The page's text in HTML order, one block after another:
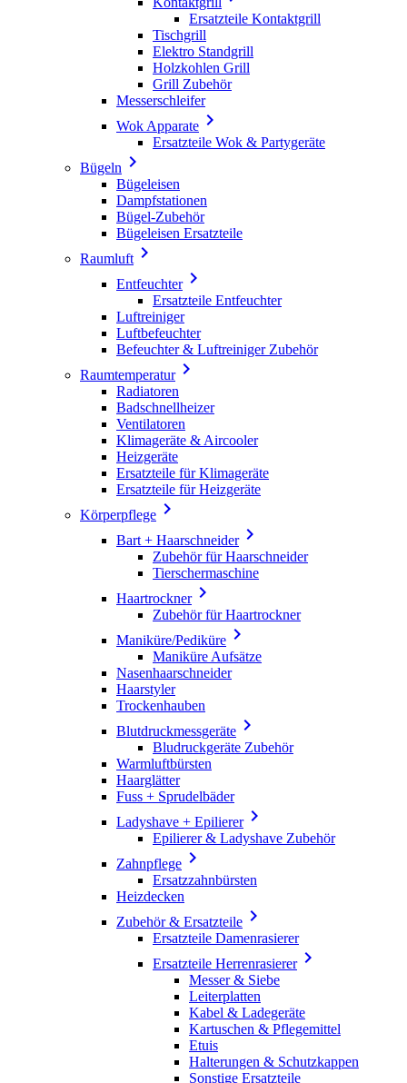
Ersatzteile Kontaktgrill
Tischgrill
Elektro Standgrill
Holzkohlen Grill
Grill Zubehör
Messerschleifer
Wok Apparate 
Ersatzteile Wok & Partygeräte
Bügeln 
Bügeleisen
Dampfstationen
Bügel-Zubehör
Bügeleisen Ersatzteile
Raumluft 
Entfeuchter
Ersatzteile Entfeuchter
Luftreiniger
Luftbefeuchter
Befeuchter & Luftreiniger Zubehör
Raumtemperatur
Radiatoren
Badschnellheizer
Ventilatoren
Klimageräte & Aircooler
Heizgeräte
Ersatzteile für Klimageräte
Ersatzteile für Heizgeräte
Körperpflege 
Bart + Haarschneider
Zubehör für Haarschneider
Tierschermaschine
Haartrockner
Zubehör für Haartrockner
Maniküre/Pediküre 
Maniküre Aufsätze
Nasenhaarschneider
Haarstyler
Trockenhauben
Blutdruckmessgeräte 
Bludruckgeräte Zubehör
Warmluftbürsten
Haarglätter
Fuss + Sprudelbäder
Ladyshave + Epilierer
Epilierer & Ladyshave Zubehör
Zahnpflege 
Ersatzzahnbürsten
Heizdecken
Zubehör & Ersatzteile 
Ersatzteile Damenrasierer
Ersatzteile Herrenrasierer
Messer & Siebe
Leiterplatten
Kabel & Ladegeräte
Kartuschen & Pflegemittel
Etuis
Halterungen & Schutzkappen
Sonstige Ersatzteile